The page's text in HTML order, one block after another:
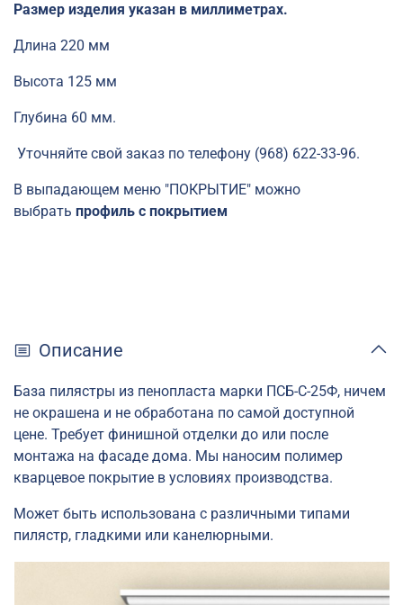
Размер изделия указан в миллиметрах.
Длина 220 мм
Высота 125 мм
Глубина 60 мм.
Уточняйте свой заказ по телефону (968) 622-33-96.
В выпадающем меню "ПОКРЫТИЕ" можно
выбрать профиль с покрытием
Описание
База пилястры из пенопласта марки ПСБ-С-25Ф, ничем
не окрашена и не обработана по самой доступной
цене. Требует финишной отделки до или после
монтажа на фасаде дома. Мы наносим полимер
кварцевое покрытие в условиях производства.
Может быть использована с различными типами
пилястр, гладкими или канелюрными.